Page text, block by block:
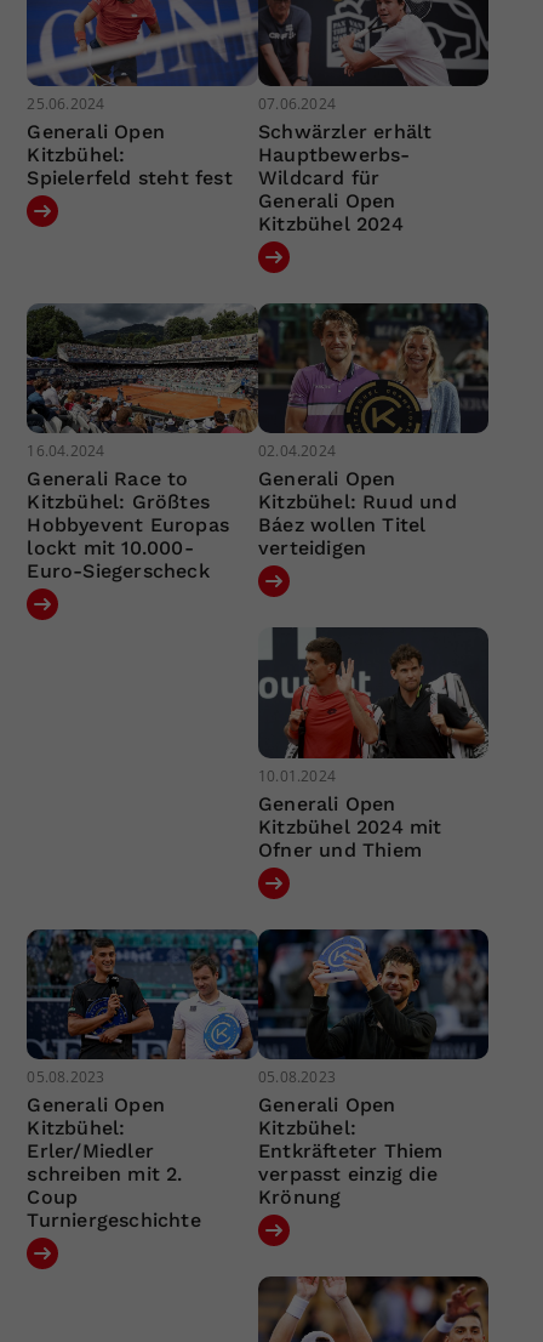
25.06.2024
Generali Open
Kitzbühel:
Spielerfeld steht fest
07.06.2024
Schwärzler erhält
Hauptbewerbs-
Wildcard für
Generali Open
Kitzbühel 2024
16.04.2024
Generali Race to
Kitzbühel: Größtes
Hobbyevent Europas
lockt mit 10.000-
Euro-Siegerscheck
02.04.2024
Generali Open
Kitzbühel: Ruud und
Báez wollen Titel
verteidigen
10.01.2024
Generali Open
Kitzbühel 2024 mit
Ofner und Thiem
05.08.2023
Generali Open
Kitzbühel:
Erler/Miedler
schreiben mit 2.
Coup
Turniergeschichte
05.08.2023
Generali Open
Kitzbühel:
Entkräfteter Thiem
verpasst einzig die
Krönung